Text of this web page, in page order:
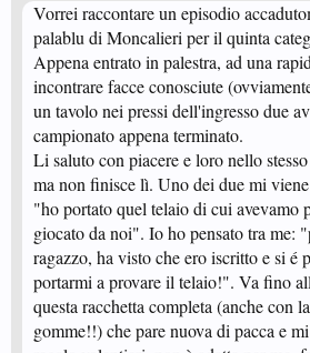
Vorrei raccontare un episodio
palablu di Moncalieri per il quinta
Appena entrato in palestra, ad una
incontrare facce conosciute
un tavolo nei pressi dell'ingresso due
campionato appena terminato.
Li saluto con piacere e loro nello
ma non finisce lì. Uno dei due mi
"ho portato quel telaio di cui avevamo
giocato da noi". Io ho pensato tra me:
ragazzo, ha visto che ero iscritto e si é
portarmi a provare il telaio!". Va fino
questa racchetta completa (anche con
gomme!!) che pare nuova di pacca e